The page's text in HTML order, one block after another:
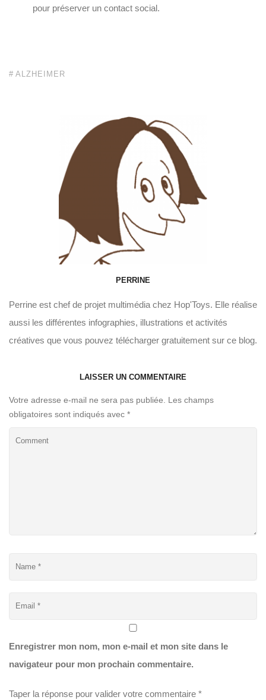
pour préserver un contact social.
ALZHEIMER
PERRINE
Perrine est chef de projet multimédia chez Hop'Toys. Elle réalise
aussi les différentes infographies, illustrations et activités
créatives que vous pouvez télécharger gratuitement sur ce blog.
LAISSER UN COMMENTAIRE
Votre adresse e-mail ne sera pas publiée.
Les champs
obligatoires sont indiqués avec *
Enregistrer mon nom, mon e-mail et mon site dans le
navigateur pour mon prochain commentaire.
Taper la réponse pour valider votre commentaire *